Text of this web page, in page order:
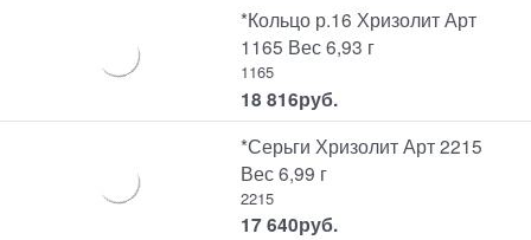
*Кольцо р.16 Хризолит Арт
1165 Вес 6,93 г
1165
18 816руб.
*Серьги Хризолит Арт 2215
Вес 6,99 г
2215
17 640руб.